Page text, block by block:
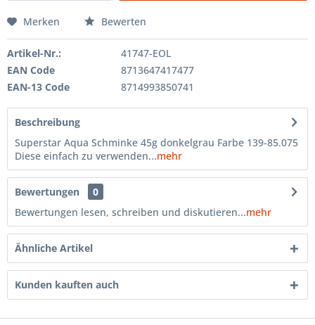
Merken Bewerten
Artikel-Nr.:
41747-EOL
EAN Code
8713647417477
EAN-13 Code
8714993850741
Beschreibung
Superstar Aqua Schminke 45g donkelgrau Farbe 139-85.075
Diese einfach zu verwenden...mehr
Bewertungen
0
Bewertungen lesen, schreiben und diskutieren...mehr
Ähnliche Artikel
Kunden kauften auch